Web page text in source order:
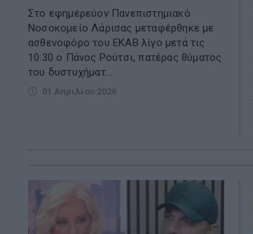
Στο εφημερεύον Πανεπιστημιακό
Νοσοκομείο Λάρισας μεταφέρθηκε με
ασθενοφόρο του ΕΚΑΒ λίγο μετά τις
10:30 ο Πάνος Ρούτσι, πατέρας θύματος
του δυστυχήματ...
01 Απριλίου 2026